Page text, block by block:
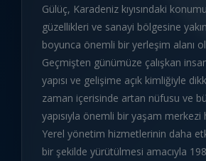
Gülüç, Karadeniz kıyısındaki
güzellikleri ve sanayi bölgesine
boyunca önemli bir yerleşim alanı
Geçmişten günümüze çalışkan
yapısı ve gelişime açık kimliğiyle
zaman içerisinde artan nüfusu ve
yapısıyla önemli bir yaşam
Yerel yönetim hizmetlerinin daha
bir şekilde yürütülmesi amacıyla